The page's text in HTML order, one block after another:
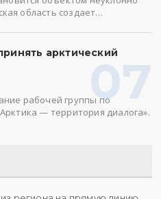
область создает…
07
арктический
рабочей группы по
— территория диалога».